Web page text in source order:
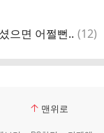
으면 어쩔뻔.. 댓
(12)
맨위로